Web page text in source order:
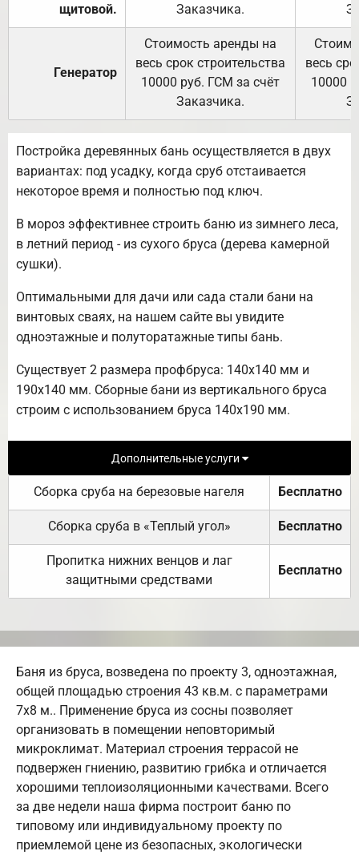
щитовой.
Заказчика.
Генератор
Стоимость аренды на
весь срок строительства
10000 руб. ГСМ за счёт
Заказчика.
весь
10000
Постройка деревянных бань осуществляется в двух
вариантах: под усадку, когда сруб отстаивается
некоторое время и полностью под ключ.
В мороз эффективнее строить баню из зимнего леса,
в летний период - из сухого бруса (дерева камерной
сушки).
Оптимальными для дачи или сада стали бани на
винтовых сваях, на нашем сайте вы увидите
одноэтажные и полуторатажные типы бань.
Существует 2 размера профбруса: 140х140 мм и
190х140 мм. Сборные бани из вертикального бруса
строим с использованием бруса 140х190 мм.
Дополнительные услуги
Сборка сруба на березовые нагеля Бесплатно
Сборка сруба в «Теплый угол» Бесплатно
Пропитка нижних венцов и лаг
защитными средствами
Бесплатно
Баня из бруса, возведена по проекту 3, одноэтажная,
общей площадью строения 43 кв.м. c параметрами
7х8 м.. Применение бруса из сосны позволяет
организовать в помещении неповторимый
микроклимат. Материал строения террасой не
подвержен гниению, развитию грибка и отличается
хорошими теплоизоляционными качествами. Всего
за две недели наша фирма построит баню по
типовому или индивидуальному проекту по
приемлемой цене из безопасных, экологически